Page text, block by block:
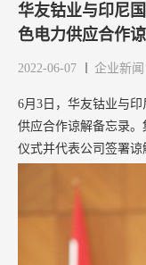
华友钴业与印尼
色电力供应合作
2022-06-07 企业新闻
6月3日，华友钴业与
供应合作谅解备忘录
仪式并代表公司签署谅